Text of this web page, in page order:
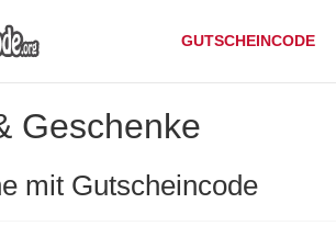
GUTSCHEINCODE
Geschenke
mit Gutscheincode